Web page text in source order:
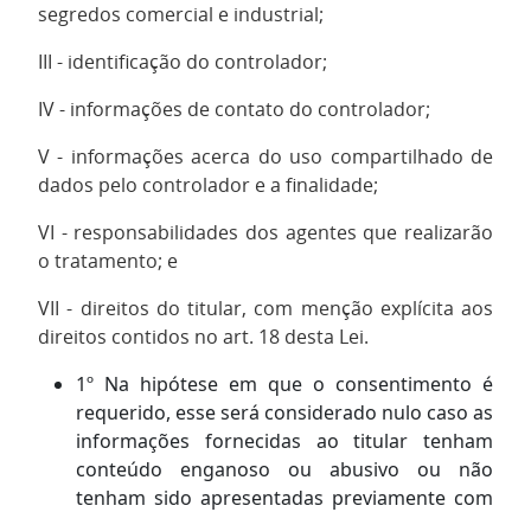
segredos comercial e industrial;
III - identificação do controlador;
IV - informações de contato do controlador;
V - informações acerca do uso compartilhado de
dados pelo controlador e a finalidade;
VI - responsabilidades dos agentes que realizarão
o tratamento; e
VII - direitos do titular, com menção explícita aos
direitos contidos no art. 18 desta Lei.
1º Na hipótese em que o consentimento é
requerido, esse será considerado nulo caso as
informações fornecidas ao titular tenham
conteúdo enganoso ou abusivo ou não
tenham sido apresentadas previamente com